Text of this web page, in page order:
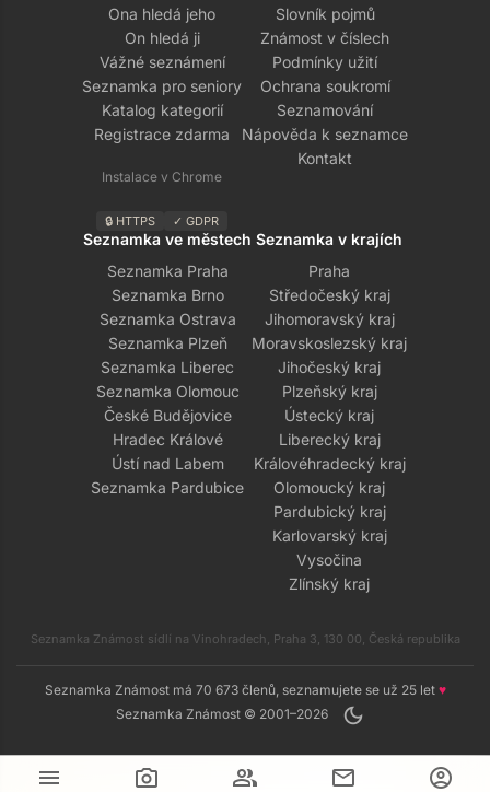
Přejít na hlavní obsah
menu camera_alt group mail account_circle
Ona hledá jeho
On hledá ji
Vážné seznámení
Seznamka pro seniory
Katalog kategorií
Registrace zdarma
Instalace v Chrome
🔒 HTTPS ✓ GDPR
Slovník pojmů
Známost v číslech
Podmínky užití
Ochrana soukromí
Seznamování
Nápověda k seznamce
Kontakt
Seznamka ve městech
Seznamka Praha
Seznamka Brno
Seznamka Ostrava
Seznamka Plzeň
Seznamka Liberec
Seznamka Olomouc
České Budějovice
Hradec Králové
Ústí nad Labem
Seznamka Pardubice
Seznamka v krajích
Praha
Středočeský kraj
Jihomoravský kraj
Moravskoslezský kraj
Jihočeský kraj
Plzeňský kraj
Ústecký kraj
Liberecký kraj
Královéhradecký kraj
Olomoucký kraj
Pardubický kraj
Karlovarský kraj
Vysočina
Zlínský kraj
Seznamka Známost sídlí na Vinohradech, Praha 3, 130 00, Česká republika
Seznamka Známost má 70 673 členů, seznamujete se už 25 let ♥
Seznamka Známost © 2001–2026
dark_mode